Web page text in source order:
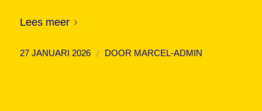
Lees meer
27 JANUARI 2026 / DOOR MARCEL-ADMIN